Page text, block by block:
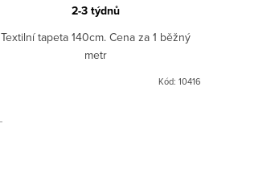
2-3 týdnů
Textilní tapeta 140cm. Cena za 1 běžný
metr
Kód: 10416